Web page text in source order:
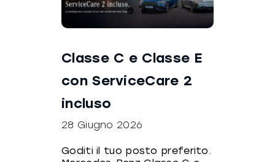
Classe C e Classe E
con ServiceCare 2
incluso
28 Giugno 2026
Goditi il tuo posto preferito.